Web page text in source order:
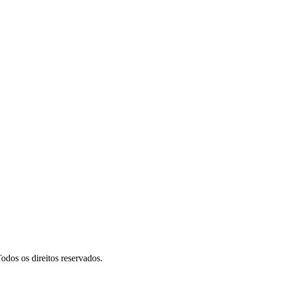
os direitos reservados.